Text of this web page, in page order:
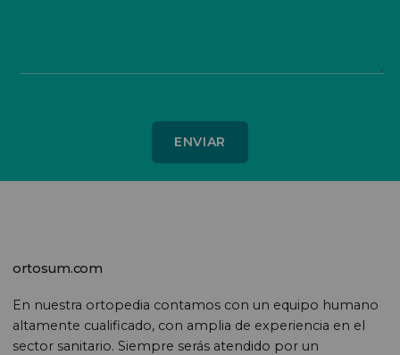
ortosum.com
En nuestra ortopedia contamos con un equipo humano
altamente cualificado, con amplia de experiencia en el
sector sanitario. Siempre serás atendido por un